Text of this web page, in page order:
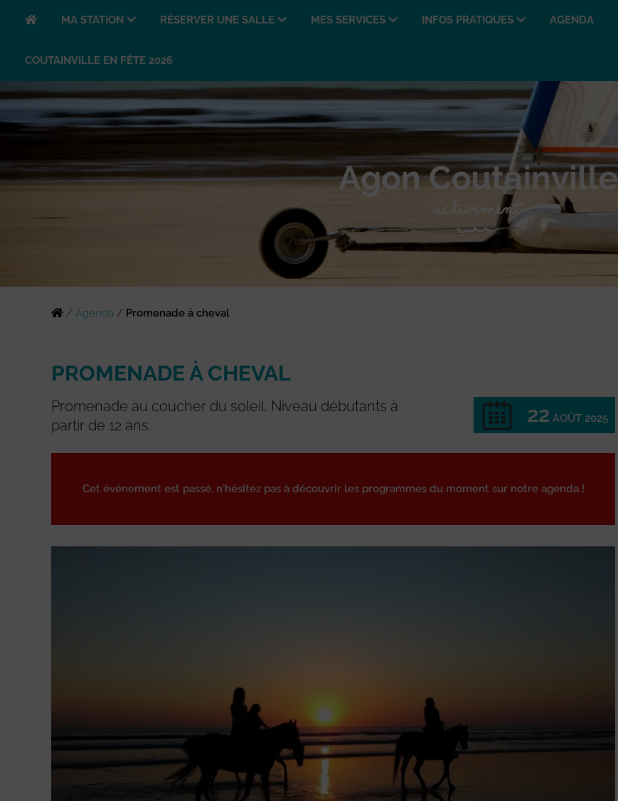
MA STATION RÉSERVER UNE SALLE MES SERVICES INFOS PRATIQUES AGENDA
COUTAINVILLE EN FÊTE 2026
/ Agenda / Promenade à cheval
PROMENADE À CHEVAL
Promenade au coucher du soleil. Niveau débutants à
partir de 12 ans.
22 AOÛT 2025
Cet événement est passé, n'hésitez pas à découvrir les programmes du moment sur notre agenda !